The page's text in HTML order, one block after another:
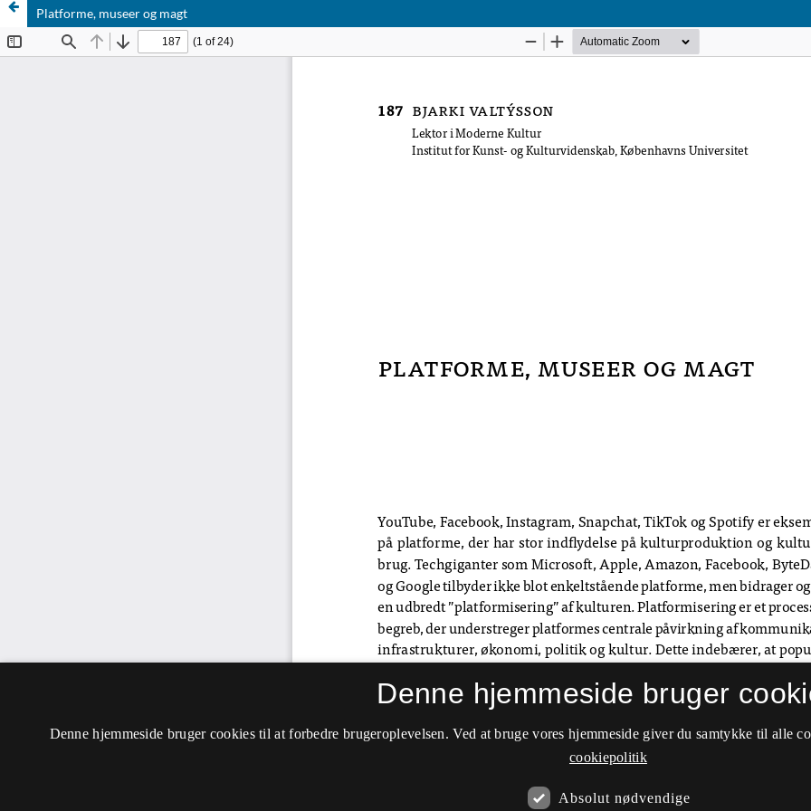
Platforme, museer og magt
Denne hjemmeside bruger
Denne hjemmeside bruger cookies til at forbedre brugeroplevelsen. Ved at bruge vores hjemmeside giver du samtykke til alle
cookiepolitik
Absolut nødvendige